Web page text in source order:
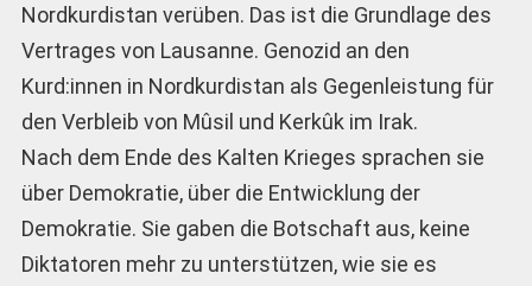
Nordkurdistan verüben. Das ist die Grundlage des
Vertrages von Lausanne. Genozid an den
Kurd:innen in Nordkurdistan als Gegenleistung für
den Verbleib von Mûsil und Kerkûk im Irak.
Nach dem Ende des Kalten Krieges sprachen sie
über Demokratie, über die Entwicklung der
Demokratie. Sie gaben die Botschaft aus, keine
Diktatoren mehr zu unterstützen, wie sie es